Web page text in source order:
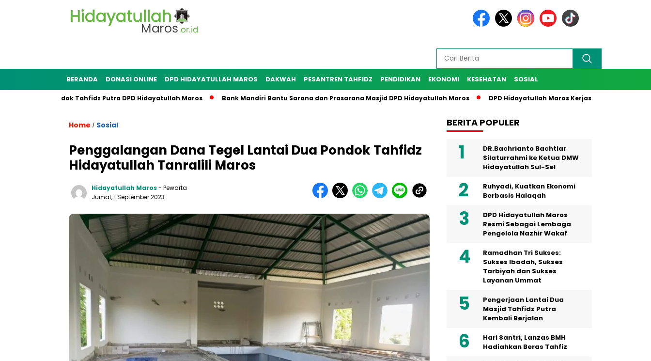
BERANDA DONASI ONLINE DPD HIDAYATULLAH MAROS DAKWAH PESANTREN TAHFIDZ PENDIDIKAN EKONOMI KESEHATAN SOSIAL
Pondok Tahfidz Putra DPD Hidayatullah Maros Bank Mandiri Bantu Sarana dan Prasarana Masjid DPD Hidayatullah Maros DPD Hidayatullah Maros Kerjasama Dengan BMH
Home / Sosial
Penggalangan Dana Tegel Lantai Dua Pondok Tahfidz
Hidayatullah Tanralili Maros
Hidayatullah Maros- Pewarta
Jumat, 1 September 2023
BERITA POPULER
DR.Bachrianto Bachtiar
Silaturrahmi ke Ketua DMW
Hidayatullah Sul-Sel
Ruhyadi, Kuatkan Ekonomi
Berbasis Halaqah
DPD Hidayatullah Maros
Resmi Sebagai Lembaga
Pengelola Nazhir Wakaf
Ramadhan Tri Sukses:
Sukses Ibadah, Sukses
Tarbiyah dan Sukses
Layanan Ummat
Pengerjaan Lantai Dua
Masjid Tahfidz Putra
Kembali Berjalan
Hari Santri, Lanzas BMH
Hadiahkan Beras Tahfiz